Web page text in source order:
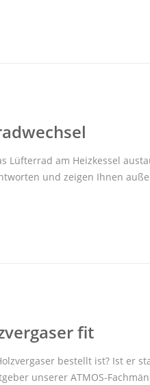
Lüfterrad am Heizkessel
und zeigen Ihnen
fit
bestellt ist? Ist er
unserer ATMOS-